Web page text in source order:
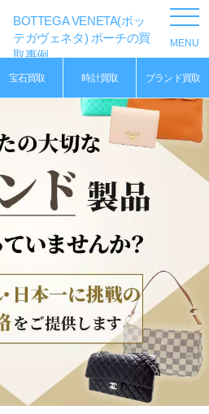
BOTTEGA VENETA(ボッ
テガヴェネタ) ポーチの買
取事例
宝石買取 時計買取 ブランド買取